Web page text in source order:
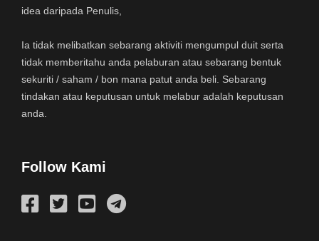
idea daripada Penulis,
Ia tidak melibatkan sebarang aktiviti mengumpul duit serta
tidak memberitahu anda pelaburan atau sebarang bentuk
sekuriti / saham / bon mana patut anda beli. Sebarang
tindakan atau keputusan untuk melabur adalah keputusan
anda.
Follow Kami